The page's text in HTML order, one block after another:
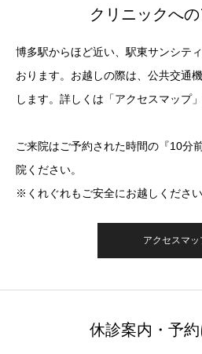
クリニックへ
博多駅からほど近い、駅東サンシテ
おります。お越しの際は、公共交通
します。詳しくは「アクセスマップ
ご来院はご予約された時間の『10分
院ください。
※くれぐれもご安全にお越しください
アクセスマッ
休診案内・予